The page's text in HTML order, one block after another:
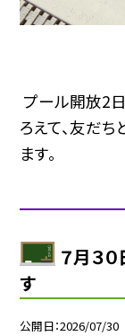
プール開放2
ろえて、友だ
ます。
７月３
す
公開日 2026/07/30